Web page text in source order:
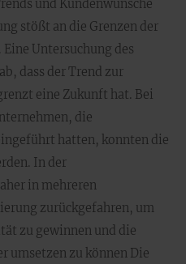
und Kundenwünsche
stößt an die Grenzen der
Untersuchung des
dass der Trend zur
eine Zukunft hat. Bei
die
hatten, konnten die
In der
in mehreren
zurückgefahren, um
zu gewinnen und die
umsetzen zu können Die